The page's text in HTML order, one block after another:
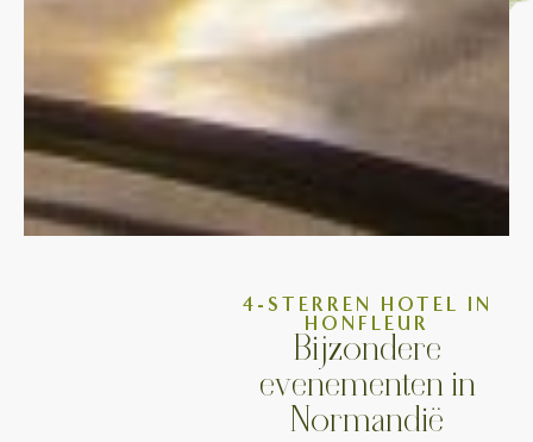
4-STERREN HOTEL IN
HONFLEUR
Bijzondere
evenementen in
Normandië